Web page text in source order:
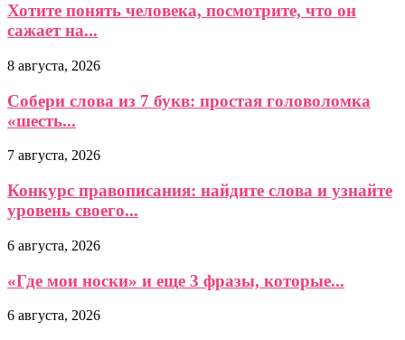
Хотите понять человека, посмотрите, что он
сажает на...
8 августа, 2026
Собери слова из 7 букв: простая головоломка
«шесть...
7 августа, 2026
Конкурс правописания: найдите слова и узнайте
уровень своего...
6 августа, 2026
«Где мои носки» и еще 3 фразы, которые...
6 августа, 2026